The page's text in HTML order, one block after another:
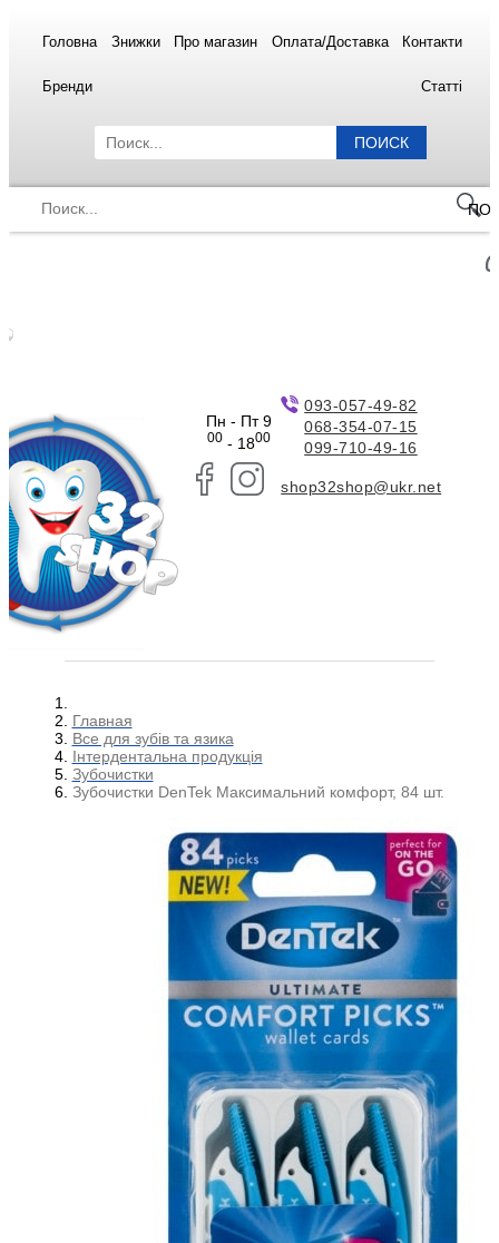
Головна Знижки Про магазин Оплата/Доставка Контакти
Бренди Статті
ПОИСК
Пн - Пт 9
00- 1800
093-057-49-82
068-354-07-15
099-710-49-16
shop32shop@ukr.net
Главная
Все для зубів та язика
Інтердентальна продукція
Зубочистки
Зубочистки DenTek Максимальний комфорт, 84 шт.